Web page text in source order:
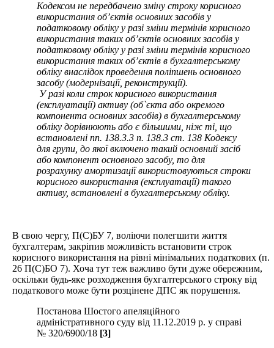
Кодексом не передбачено зміну строку корисного
використання об’єктів основних засобів у
податковому обліку у разі зміни термінів корисного
використання таких об’єктів основних засобів у
податковому обліку у разі зміни термінів корисного
використання таких об’єктів в бухгалтерському
обліку внаслідок проведення поліпшень основного
засобу (модернізації, реконструкції).
У разі коли строк корисного використання
(експлуатації) активу (об`єкта або окремого
компонента основних засобів) в бухгалтерському
обліку дорівнюють або є більшими, ніж ті, що
встановлені пп. 138.3.3 п. 138.3 ст. 138 Кодексу
для групи, до якої включено такий основний засіб
або компонент основного засобу, то для
розрахунку амортизації використовуються строки
корисного використання (експлуатації) такого
активу, встановлені в бухгалтерському обліку.
В свою чергу, П(С)БУ 7, воліючи полегшити життя
бухгалтерам, закріпив можливість встановити строк
корисного використання на рівні мінімальних податкових (п.
26 П(С)БО 7). Хоча тут теж важливо бути дуже обережним,
оскільки будь-яке розходження бухгалтерського строку від
податкового може бути розцінене ДПС як порушення.
Постанова Шостого апеляційного
адміністративного суду від 11.12.2019 р. у справі
№ 320/6900/18 [3]